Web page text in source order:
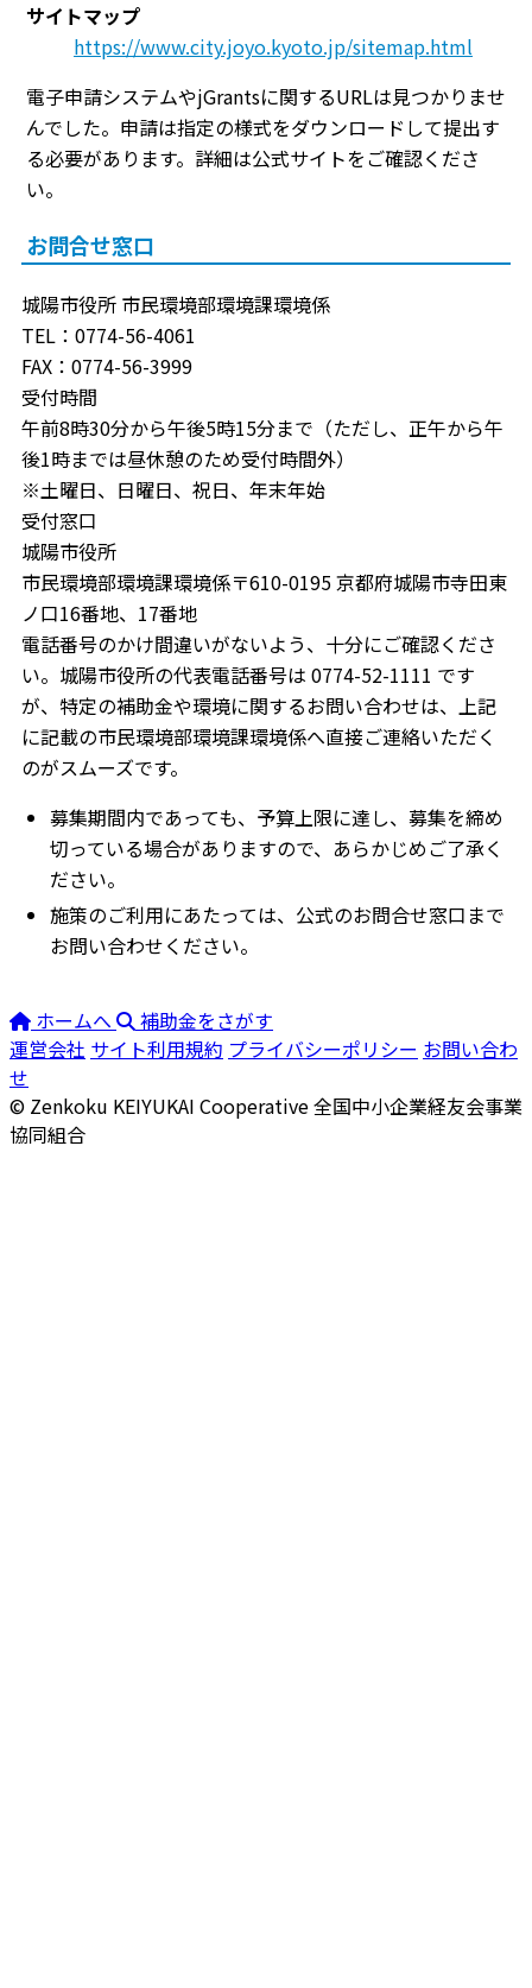
サイトマップ
https://www.city.joyo.kyoto.jp/sitemap.html
電子申請システムやjGrantsに関するURLは見つかりませ
んでした。申請は指定の様式をダウンロードして提出す
る必要があります。詳細は公式サイトをご確認くださ
い。
お問合せ窓口
城陽市役所 市民環境部環境課環境係
TEL：0774-56-4061
FAX：0774-56-3999
受付時間
午前8時30分から午後5時15分まで（ただし、正午から午
後1時までは昼休憩のため受付時間外）
※土曜日、日曜日、祝日、年末年始
受付窓口
城陽市役所
市民環境部環境課環境係〒610-0195 京都府城陽市寺田東
ノ口16番地、17番地
電話番号のかけ間違いがないよう、十分にご確認くださ
い。城陽市役所の代表電話番号は 0774-52-1111 です
が、特定の補助金や環境に関するお問い合わせは、上記
に記載の市民環境部環境課環境係へ直接ご連絡いただく
のがスムーズです。
募集期間内であっても、予算上限に達し、募集を締め
切っている場合がありますので、あらかじめご了承く
ださい。
施策のご利用にあたっては、公式のお問合せ窓口まで
お問い合わせください。
ホームへ
補助金をさがす
運営会社 サイト利用規約 プライバシーポリシー お問い合わ
せ
© Zenkoku KEIYUKAI Cooperative全国中小企業経友会事業
協同組合